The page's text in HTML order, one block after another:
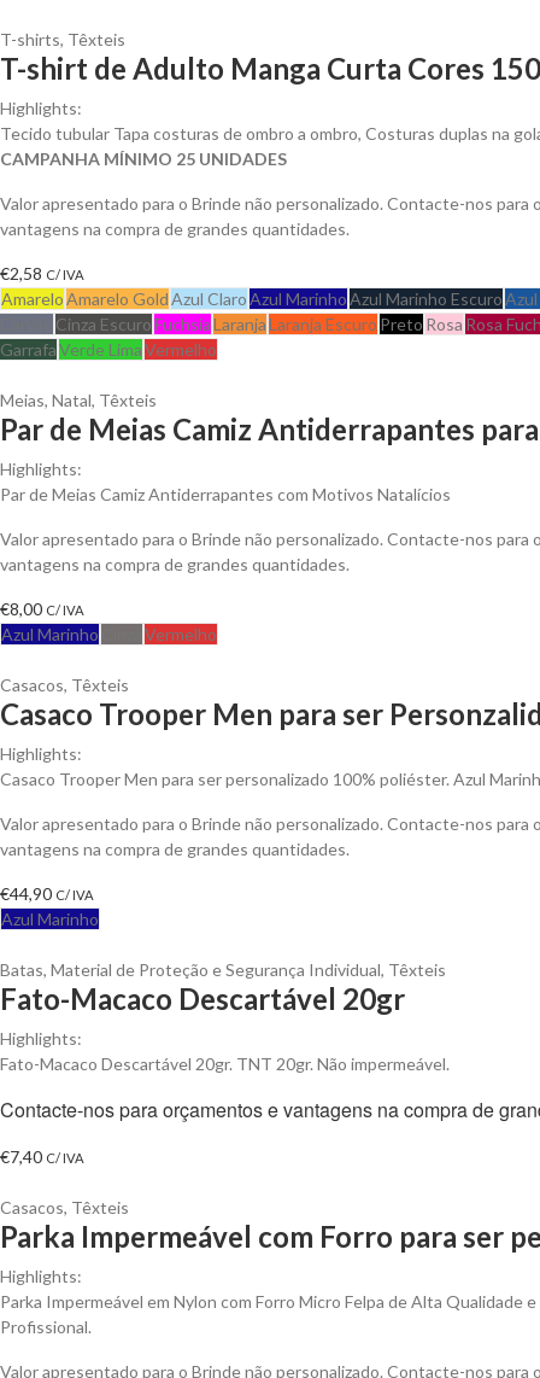
T-shirts, Têxteis
T-shirt de Adulto Manga Curta Cores
Highlights:
Tecido tubular Tapa costuras de ombro a ombro, Costuras duplas na
CAMPANHA MÍNIMO 25 UNIDADES
Valor apresentado para o Brinde não personalizado. Contacte-nos para
vantagens na compra de grandes quantidades.
€2,58 C/ IVA
AmareloAmarelo GoldAzul ClaroAzul MarinhoAzul Marinho Escuro
Cinza EscuroFuchsiaLaranjaLaranja Escuro Preto Rosa Rosa
GarrafaVerde LimaVermelho
Meias, Natal, Têxteis
Par de Meias Camiz Antiderrapantes
Highlights:
Par de Meias Camiz Antiderrapantes com Motivos Natalícios
Valor apresentado para o Brinde não personalizado. Contacte-nos para
vantagens na compra de grandes quantidades.
€8,00 C/ IVA
Azul Marinho Vermelho
Casacos, Têxteis
Casaco Trooper Men para ser
Highlights:
Casaco Trooper Men para ser personalizado 100% poliéster. Azul
Valor apresentado para o Brinde não personalizado. Contacte-nos para
vantagens na compra de grandes quantidades.
€44,90 C/ IVA
Azul Marinho
Batas, Material de Proteção e Segurança Individual, Têxteis
Fato-Macaco Descartável 20gr
Highlights:
Fato-Macaco Descartável 20gr. TNT 20gr. Não impermeável.
Contacte-nos para orçamentos e vantagens na compra de
€7,40 C/ IVA
Casacos, Têxteis
Parka Impermeável com Forro para ser
Highlights:
Parka Impermeável em Nylon com Forro Micro Felpa de Alta Qualidade
Profissional.
Valor apresentado para o Brinde não personalizado. Contacte-nos para